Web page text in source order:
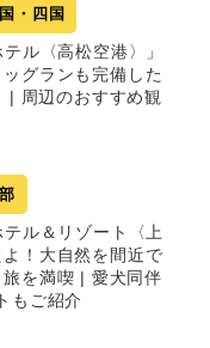
・四国
ル〈高松空港〉」
グランも完備した
| 周辺のおすすめ観
ル＆リゾート〈上
！大自然を間近で
を満喫 | 愛犬同伴
もご紹介